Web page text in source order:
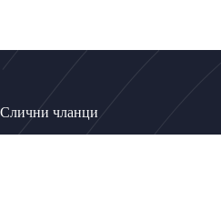
Слични чланци